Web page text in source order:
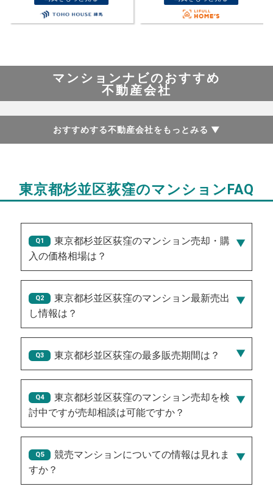
NEW!
NEW!
おすすめする不動産会社をもっとみる ▼
マンションナビのおすすめ
不動産会社
東京都杉並区荻窪のマンションFAQ
東京都杉並区荻窪のマンション売却・購
入の価格相場は？
東京都杉並区荻窪のマンション最新売出
し情報は？
2026/08/06/2,450万円 、 2026/08/03/5,750万円 、
2026/08/07/3,950万円 、 2026/08/02/9,450万円
、
東京都杉並区荻窪の最多販売期間は？
30
東京都杉並区荻窪のマンション売却を検
討中ですが売却相談は可能ですか？
競売マンションについての情報は見れま
すか？